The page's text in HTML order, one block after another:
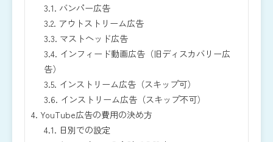
3.1. バンパー広告
3.2. アウトストリーム広告
3.3. マストヘッド広告
3.4. インフィード動画広告（旧ディスカバリー広
告）
3.5. インストリーム広告（スキップ可）
3.6. インストリーム広告（スキップ不可）
4. YouTube広告の費用の決め方
4.1. 日別での設定